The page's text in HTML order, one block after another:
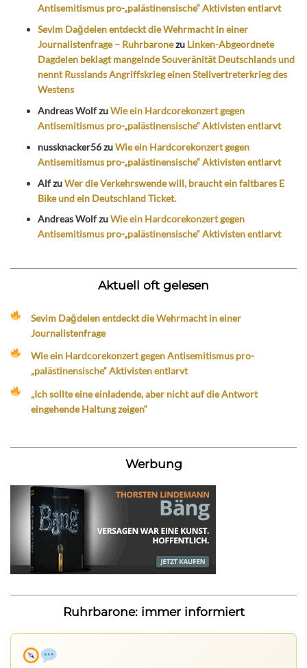
Antisemitismus pro-„palästinensische“ Aktivisten entlarvt
Sevim Dağdelen entdeckt die Wehrmacht in einer
Journalistenfrage – Ruhrbaronezu Linken-Abgeordnete
Dagdelen beklagt mangelnde Souveränität Deutschlands und
nennt Russlands Angriffskrieg einen Stellvertreterkrieg des
Westens
Andreas WolfzuWie ein Hardcorekonzert gegen
Antisemitismus pro-„palästinensische“ Aktivisten entlarvt
nussknacker56zuWie ein Hardcorekonzert gegen
Antisemitismus pro-„palästinensische“ Aktivisten entlarvt
AlfzuWer die Verkehrswende will, braucht ein faltbares E
Bike und ein Deutschland Ticket.
Andreas WolfzuWie ein Hardcorekonzert gegen
Antisemitismus pro-„palästinensische“ Aktivisten entlarvt
Aktuell oft gelesen
Sevim Dağdelen entdeckt die Wehrmacht in einer
Journalistenfrage
Wie ein Hardcorekonzert gegen Antisemitismus pro-
„palästinensische“ Aktivisten entlarvt
„Ich sollte eine einladende, aber nicht auf die Antwort
eingehende Haltung zeigen“
Werbung
Ruhrbarone: immer informiert